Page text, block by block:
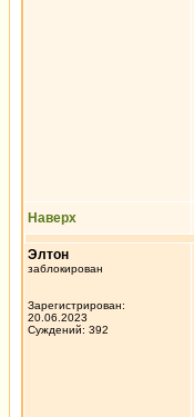
Наверх
Элтон
заблокирован
Зарегистрирован:
20.06.2023
Суждений: 392